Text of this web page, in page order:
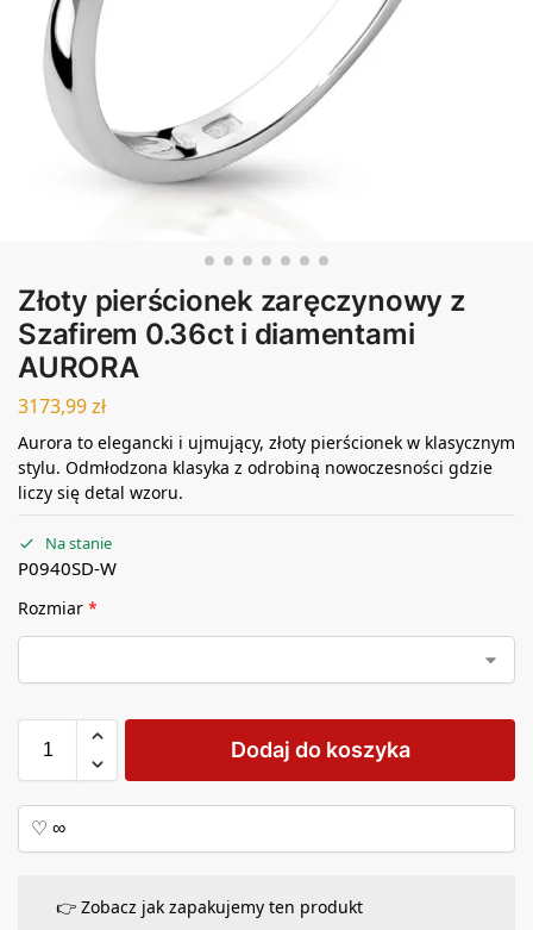
Złoty pierścionek zaręczynowy z
Szafirem 0.36ct i diamentami
AURORA
3173,99zł
Aurora to elegancki i ujmujący, złoty pierścionek w klasycznym
stylu. Odmłodzona klasyka z odrobiną nowoczesności gdzie
liczy się detal wzoru.
Na stanie
P0940SD-W
Rozmiar *
Dodaj do koszyka
👉 Zobacz jak zapakujemy ten produkt